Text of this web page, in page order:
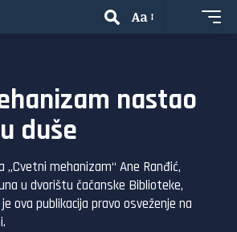
Aa
nastao
duše
„Cvetni mehanizam“ Ane Ranđić,
u dvorištu čačanske Biblioteke,
ova publikacija pravo osveženje na